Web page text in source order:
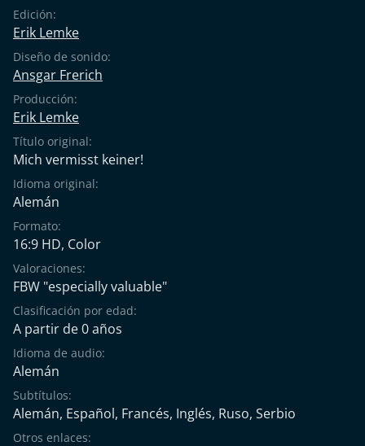
Edición:
Erik Lemke
Diseño de sonido:
Ansgar Frerich
Producción:
Erik Lemke
Título original:
Mich vermisst keiner!
Idioma original:
Alemán
Formato:
16:9 HD, Color
Valoraciones:
FBW "especially valuable"
Clasificación por edad:
A partir de 0 años
Idioma de audio:
Alemán
Subtítulos:
Alemán, Español, Francés, Inglés, Ruso, Serbio
Otros enlaces: